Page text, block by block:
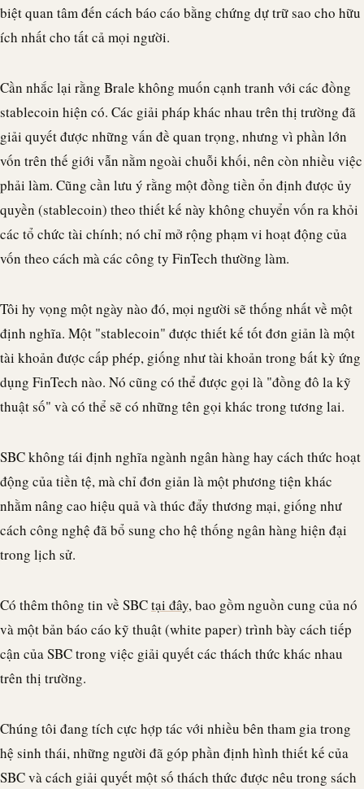
biệt quan tâm đến cách báo cáo bằng chứng dự trữ sao cho hữu
ích nhất cho tất cả mọi người.
Cần nhắc lại rằng Brale không muốn cạnh tranh với các đồng
stablecoin hiện có. Các giải pháp khác nhau trên thị trường đã
giải quyết được những vấn đề quan trọng, nhưng vì phần lớn
vốn trên thế giới vẫn nằm ngoài chuỗi khối, nên còn nhiều việc
phải làm. Cũng cần lưu ý rằng một đồng tiền ổn định được ủy
quyền (stablecoin) theo thiết kế này không chuyển vốn ra khỏi
các tổ chức tài chính; nó chỉ mở rộng phạm vi hoạt động của
vốn theo cách mà các công ty FinTech thường làm.
Tôi hy vọng một ngày nào đó, mọi người sẽ thống nhất về một
định nghĩa. Một "stablecoin" được thiết kế tốt đơn giản là một
tài khoản được cấp phép, giống như tài khoản trong bất kỳ ứng
dụng FinTech nào. Nó cũng có thể được gọi là "đồng đô la kỹ
thuật số" và có thể sẽ có những tên gọi khác trong tương lai.
SBC không tái định nghĩa ngành ngân hàng hay cách thức hoạt
động của tiền tệ, mà chỉ đơn giản là một phương tiện khác
nhằm nâng cao hiệu quả và thúc đẩy thương mại, giống như
cách công nghệ đã bổ sung cho hệ thống ngân hàng hiện đại
trong lịch sử.
Có thêm thông tin về SBCtại đây, bao gồm nguồn cung của nó
và một bản báo cáo kỹ thuật (white paper) trình bày cách tiếp
cận của SBC trong việc giải quyết các thách thức khác nhau
trên thị trường.
Chúng tôi đang tích cực hợp tác với nhiều bên tham gia trong
hệ sinh thái, những người đã góp phần định hình thiết kế của
SBC và cách giải quyết một số thách thức được nêu trong sách